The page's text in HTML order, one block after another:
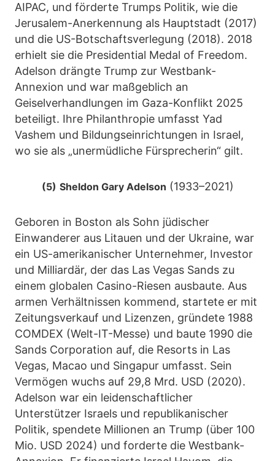
AIPAC, und förderte Trumps Politik, wie die
Jerusalem-Anerkennung als Hauptstadt (2017)
und die US-Botschaftsverlegung (2018). 2018
erhielt sie die Presidential Medal of Freedom.
Adelson drängte Trump zur Westbank-
Annexion und war maßgeblich an
Geiselverhandlungen im Gaza-Konflikt 2025
beteiligt. Ihre Philanthropie umfasst Yad
Vashem und Bildungseinrichtungen in Israel,
wo sie als „unermüdliche Fürsprecherin“ gilt.
(5) Sheldon Gary Adelson (1933–2021)
Geboren in Boston als Sohn jüdischer
Einwanderer aus Litauen und der Ukraine, war
ein US-amerikanischer Unternehmer, Investor
und Milliardär, der das Las Vegas Sands zu
einem globalen Casino-Riesen ausbaute. Aus
armen Verhältnissen kommend, startete er mit
Zeitungsverkauf und Lizenzen, gründete 1988
COMDEX (Welt-IT-Messe) und baute 1990 die
Sands Corporation auf, die Resorts in Las
Vegas, Macao und Singapur umfasst. Sein
Vermögen wuchs auf 29,8 Mrd. USD (2020).
Adelson war ein leidenschaftlicher
Unterstützer Israels und republikanischer
Politik, spendete Millionen an Trump (über 100
Mio. USD 2024) und forderte die Westbank-